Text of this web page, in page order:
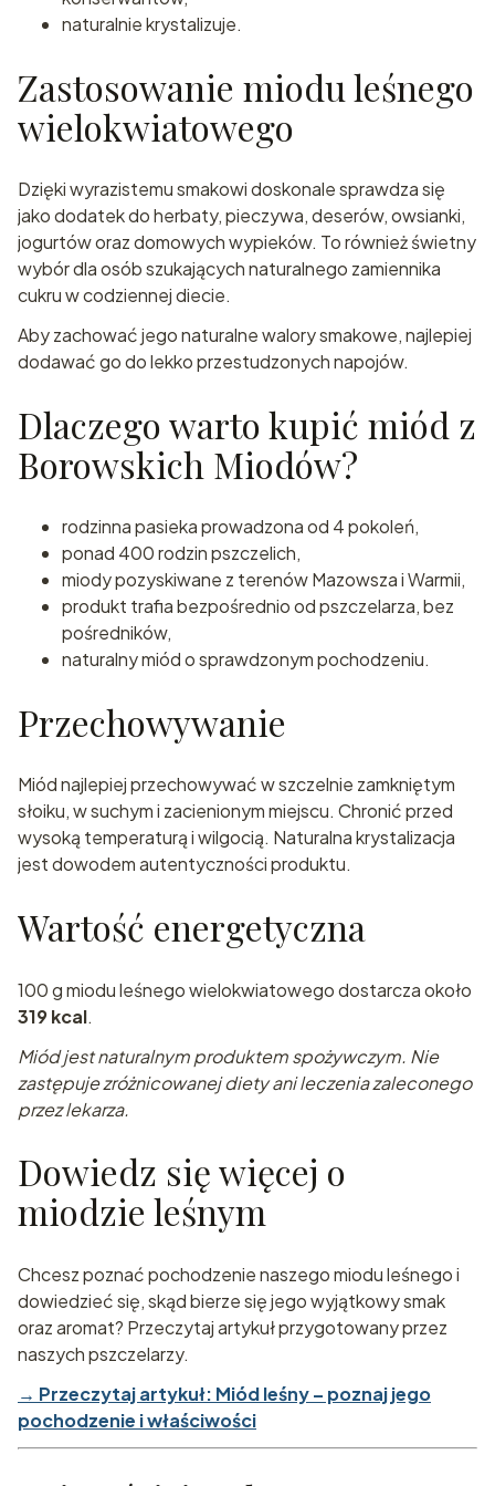
naturalnie krystalizuje.
Zastosowanie miodu leśnego
wielokwiatowego
Dzięki wyrazistemu smakowi doskonale sprawdza się
jako dodatek do herbaty, pieczywa, deserów, owsianki,
jogurtów oraz domowych wypieków. To również świetny
wybór dla osób szukających naturalnego zamiennika
cukru w codziennej diecie.
Aby zachować jego naturalne walory smakowe, najlepiej
dodawać go do lekko przestudzonych napojów.
Dlaczego warto kupić miód z
Borowskich Miodów?
rodzinna pasieka prowadzona od 4 pokoleń,
ponad 400 rodzin pszczelich,
miody pozyskiwane z terenów Mazowsza i Warmii,
produkt trafia bezpośrednio od pszczelarza, bez
pośredników,
naturalny miód o sprawdzonym pochodzeniu.
Przechowywanie
Miód najlepiej przechowywać w szczelnie zamkniętym
słoiku, w suchym i zacienionym miejscu. Chronić przed
wysoką temperaturą i wilgocią. Naturalna krystalizacja
jest dowodem autentyczności produktu.
Wartość energetyczna
100 g miodu leśnego wielokwiatowego dostarcza około
319 kcal.
Miód jest naturalnym produktem spożywczym. Nie
zastępuje zróżnicowanej diety ani leczenia zaleconego
przez lekarza.
Dowiedz się więcej o
miodzie leśnym
Chcesz poznać pochodzenie naszego miodu leśnego i
dowiedzieć się, skąd bierze się jego wyjątkowy smak
oraz aromat? Przeczytaj artykuł przygotowany przez
naszych pszczelarzy.
→ Przeczytaj artykuł: Miód leśny – poznaj jego
pochodzenie i właściwości